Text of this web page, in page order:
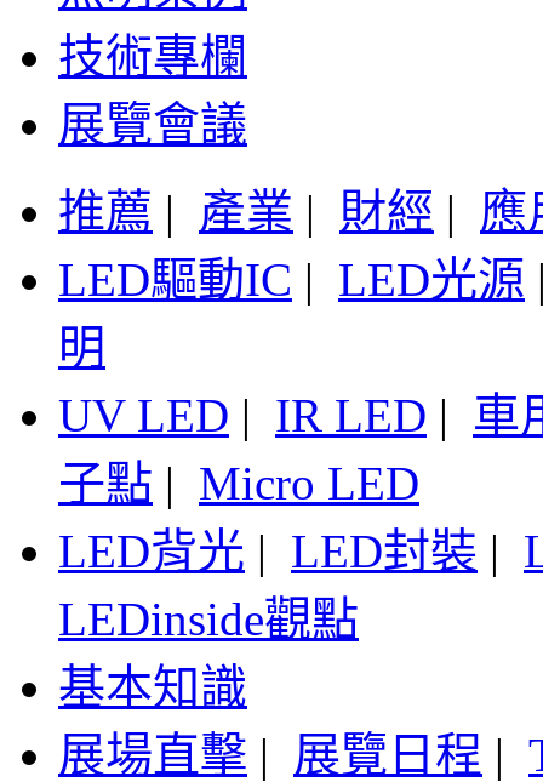
技術專欄
展覽會議
推薦 | 產業 | 財經 | 應
LED驅動IC | LED光源
明
UV LED | IR LED | 車
子點 | Micro LED
LED背光 | LED封裝 |
LEDinside觀點
基本知識
展場直擊 | 展覽日程 |